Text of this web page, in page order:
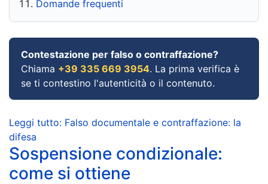
Domande frequenti
Contestazione per falso o contraffazione?
Chiama +39 335 669 3954. La prima verifica è
se ti contestino l'autenticità o il contenuto.
Leggi tutto: Falso documentale e contraffazione: la
difesa
Sospensione condizionale:
come si ottiene